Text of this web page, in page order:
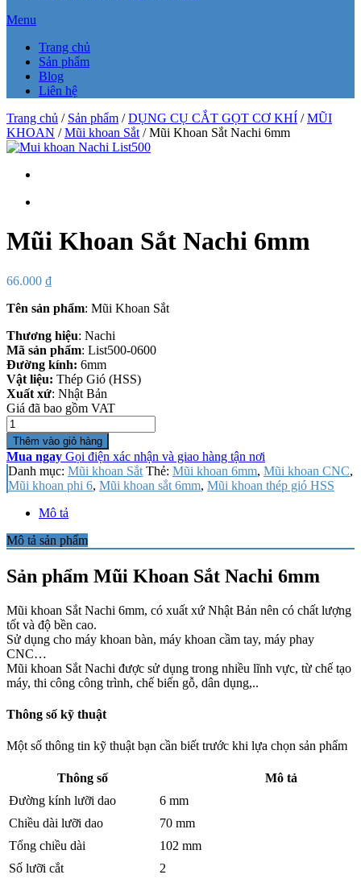
Menu
Trang chủ
Sản phẩm
Blog
Liên hệ
Trang chủ / Sản phẩm /DỤNG CỤ CẮT GỌT CƠ KHÍ /MŨI
KHOAN /Mũi khoan Sắt / Mũi Khoan Sắt Nachi 6mm
Mũi Khoan Sắt Nachi 6mm
66.000 ₫
Tên sản phẩm: Mũi Khoan Sắt
Thương hiệu: Nachi
Mã sản phẩm: List500-0600
Đường kính: 6mm
Vật liệu: Thép Gió (HSS)
Xuất xứ: Nhật Bản
Giá đã bao gồm VAT
Số
lượng
Thêm vào giỏ hàng
Mua ngay Gọi điện xác nhận và giao hàng tận nơi
Danh mục: Mũi khoan Sắt Thẻ: Mũi khoan 6mm, Mũi khoan CNC,
Mũi khoan phi 6, Mũi khoan sắt 6mm, Mũi khoan thép gió HSS
Mô tả
Mô tả sản phẩm
Sản phẩm Mũi Khoan Sắt Nachi 6mm
Mũi khoan Sắt Nachi 6mm, có xuất xứ Nhật Bản nên có chất lượng
tốt và độ bền cao.
Sử dụng cho máy khoan bàn, máy khoan cầm tay, máy phay
CNC…
Mũi khoan Sắt Nachi được sử dụng trong nhiều lĩnh vực, từ chế tạo
máy, thi công công trình, chế biến gỗ, dân dụng,..
Thông số kỹ thuật
Một số thông tin kỹ thuật bạn cần biết trước khi lựa chọn sản phẩm
Thông số
Mô tả
Đường kính lưỡi dao
6 mm
Chiều dài lưỡi dao
70 mm
Tổng chiều dài
102 mm
Số lưỡi cắt
2